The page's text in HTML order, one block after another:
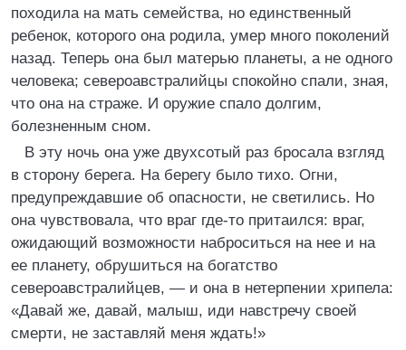
походила на мать семейства, но единственный
ребенок, которого она родила, умер много поколений
назад. Теперь она был матерью планеты, а не одного
человека; североавстралийцы спокойно спали, зная,
что она на страже. И оружие спало долгим,
болезненным сном.
В эту ночь она уже двухсотый раз бросала взгляд
в сторону берега. На берегу было тихо. Огни,
предупреждавшие об опасности, не светились. Но
она чувствовала, что враг где-то притаился: враг,
ожидающий возможности наброситься на нее и на
ее планету, обрушиться на богатство
североавстралийцев, — и она в нетерпении хрипела:
«Давай же, давай, малыш, иди навстречу своей
смерти, не заставляй меня ждать!»